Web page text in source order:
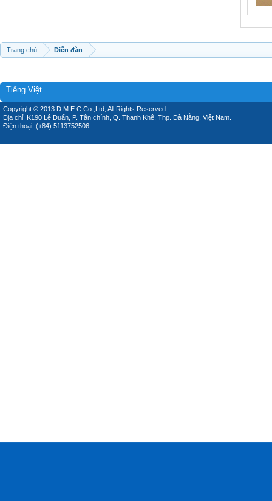
Trang chủ Diễn đàn
Tiếng Việt
Copyright © 2013 D.M.E.C Co.,Ltd, All Rights Reserved.
Địa chỉ: K190 Lê Duẩn, P. Tân chính, Q. Thanh Khê, Thp. Đà Nẵng, Việt Nam.
Điện thoại: (+84) 5113752506